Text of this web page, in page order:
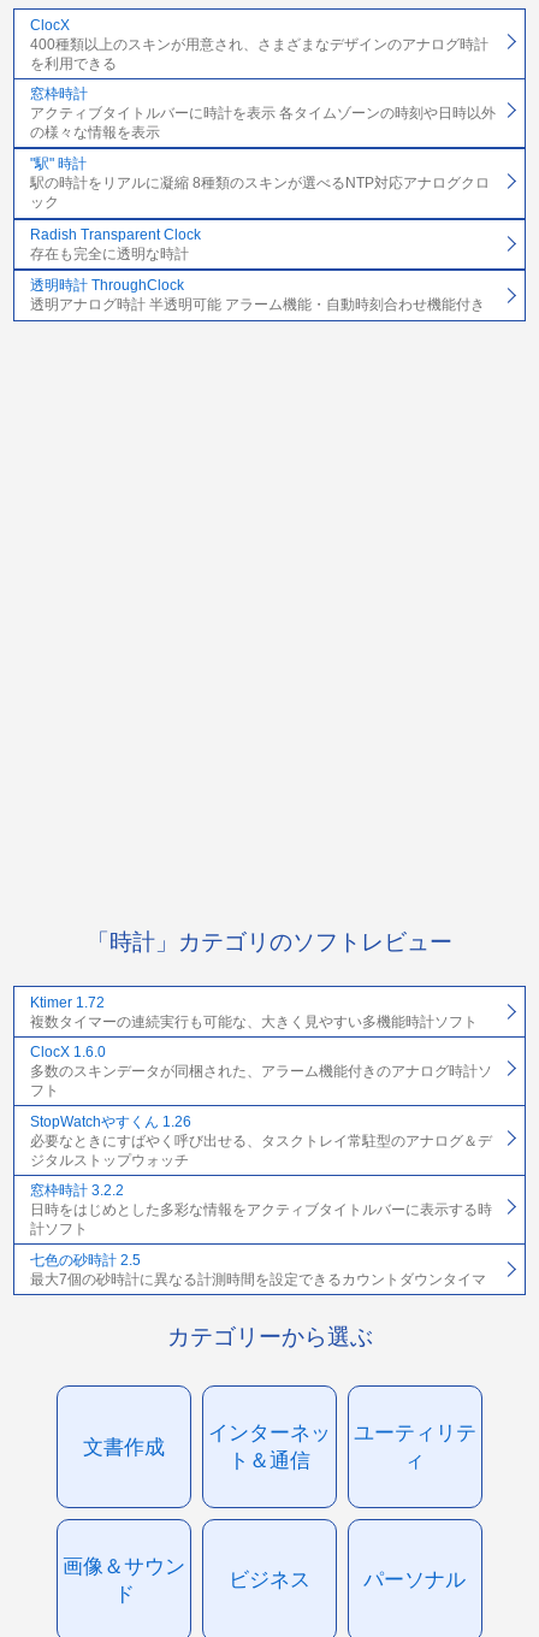
ClocX
400種類以上のスキンが用意され、さまざまなデザインのアナログ時計
を利用できる
窓枠時計
アクティブタイトルバーに時計を表示 各タイムゾーンの時刻や日時以外
の様々な情報を表示
"駅" 時計
駅の時計をリアルに凝縮 8種類のスキンが選べるNTP対応アナログクロ
ック
Radish Transparent Clock
存在も完全に透明な時計
透明時計 ThroughClock
透明アナログ時計 半透明可能 アラーム機能・自動時刻合わせ機能付き
「時計」カテゴリのソフトレビュー
Ktimer 1.72
複数タイマーの連続実行も可能な、大きく見やすい多機能時計ソフト
ClocX 1.6.0
多数のスキンデータが同梱された、アラーム機能付きのアナログ時計ソ
フト
StopWatchやすくん 1.26
必要なときにすばやく呼び出せる、タスクトレイ常駐型のアナログ＆デ
ジタルストップウォッチ
窓枠時計 3.2.2
日時をはじめとした多彩な情報をアクティブタイトルバーに表示する時
計ソフト
七色の砂時計 2.5
最大7個の砂時計に異なる計測時間を設定できるカウントダウンタイマ
カテゴリーから選ぶ
文書作成
インターネッ
ト＆通信
ユーティリテ
ィ
画像＆サウン
ド
ビジネス パーソナル